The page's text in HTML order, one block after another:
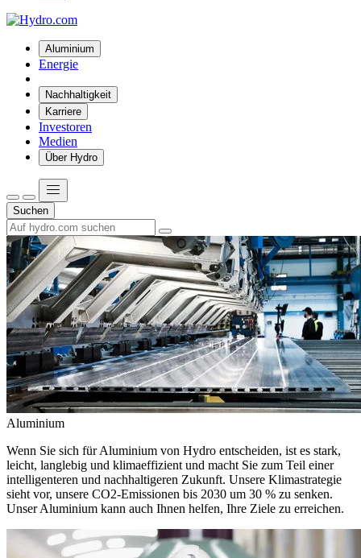
Aluminium
Energie
Nachhaltigkeit
Karriere
Investoren
Medien
Über Hydro
Suchen
Aluminium
Wenn Sie sich für Aluminium von Hydro entscheiden, ist es stark,
leicht, langlebig und klimaeffizient und macht Sie zum Teil einer
intelligenteren und nachhaltigeren Zukunft. Unsere Klimastrategie
sieht vor, unsere CO2-Emissionen bis 2030 um 30 % zu senken.
Unser Aluminium kann auch Ihnen helfen, Ihre Ziele zu erreichen.